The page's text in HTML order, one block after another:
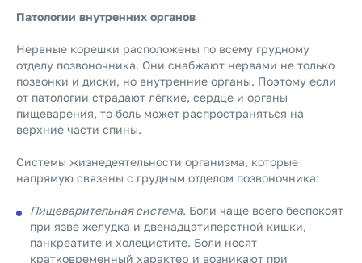
Патологии внутренних органов
Нервные корешки расположены по всему грудному
отделу позвоночника. Они снабжают нервами не только
позвонки и диски, но внутренние органы. Поэтому если
от патологии страдают лёгкие, сердце и органы
пищеварения, то боль может распространяться на
верхние части спины.
Системы жизнедеятельности организма, которые
напрямую связаны с грудным отделом позвоночника:
Пищеварительная система. Боли чаще всего беспокоят
при язве желудка и двенадцатиперстной кишки,
панкреатите и холецистите. Боли носят
кратковременный характер и возникают при